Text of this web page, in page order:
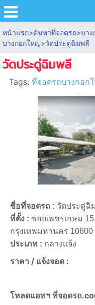
หน้าแรก>ค้นหาที่จอดรถ>บา
บางกอกใหญ่>วัดประดู่ฉิมพลี
วัดประดู่ฉิมพลี
Tags:ที่จอดรถบางกอก
ชื่อที่จอดรถ : วัดประดู่ฉิ
ที่ตั้ง : ซอยเพชรเกษม
กรุงเทพมหานคร 10600
ประเภท : กลางแจ้ง
ราคา / แจ้งจอด :
โหลดแอพฯ ที่จอดรถ